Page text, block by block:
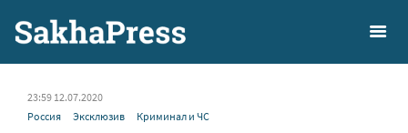
23:59 12.07.2020
Россия
Эксклюзив Криминал и ЧС